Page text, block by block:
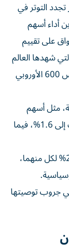
تجدد التوتر في
أداء ‌أسهم
على تقييم
‌شهدها العالم
خلال الفترة ‌الماضية. وانخفض المؤشر ستوكس 600 الأوروبي
مثل أسهم
شركات السيارات، أكبر الخسائر بنسبة وصلت إلى ⁠1.6%، فيما
وتراجعت أسهم إير فرانس وويز إير بأكثر من 2% لكل منهما،
سيتي جروب توصيتها